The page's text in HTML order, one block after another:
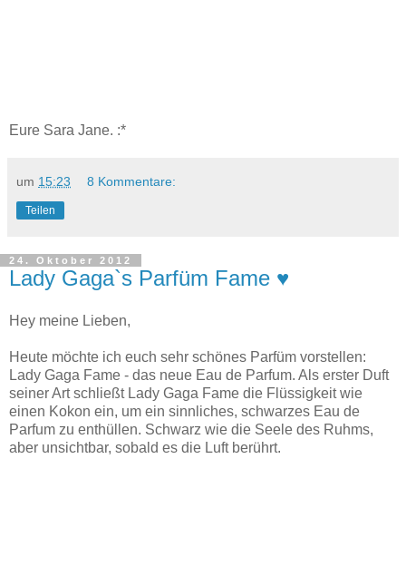
Eure Sara Jane. :*
um 15:23 8 Kommentare:
Teilen
24. Oktober 2012
Lady Gaga`s Parfüm Fame ♥
Hey meine Lieben,
Heute möchte ich euch sehr schönes Parfüm vorstellen:
Lady Gaga Fame - das neue Eau de Parfum. Als erster Duft
seiner Art schließt Lady Gaga Fame die Flüssigkeit wie
einen Kokon ein, um ein sinnliches, schwarzes Eau de
Parfum zu enthüllen. Schwarz wie die Seele des Ruhms,
aber unsichtbar, sobald es die Luft berührt.